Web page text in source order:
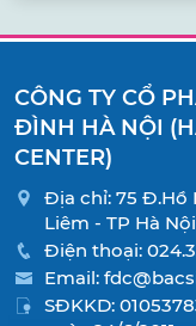
CÔNG TY CỔ
ĐÌNH HÀ NỘI
CENTER)
Địa chỉ: 75 Đ.Hồ
Liêm - TP Hà Nội
Điện thoại:
Email:
SĐKKD: